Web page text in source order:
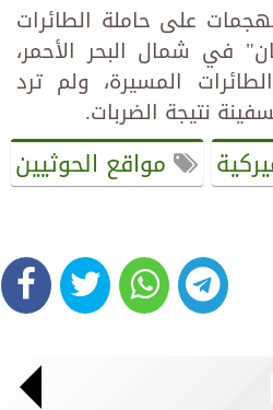
على حاملة الطائرات
في شمال البحر الأحمر،
المسيرة، ولم ترد
نتيجة الضربات.
مواقع الحوثيين